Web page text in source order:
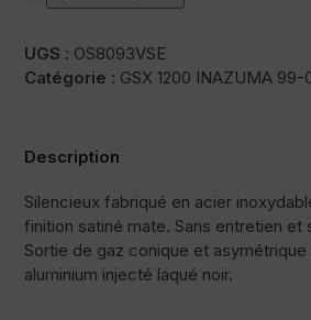
UGS : OS8093VSE
Catégorie : GSX 1200 INAZUMA 99-
Description
Silencieux fabriqué en acier
finition satiné mate. Sans entretien et
Sortie de gaz conique et
aluminium injecté laqué noir.